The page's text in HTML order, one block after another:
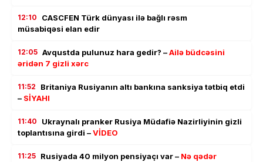
12:10
CASCFEN Türk dünyası ilə bağlı rəsm
müsabiqəsi elan edir
12:05 Avqustda pulunuz hara gedir? –Ailə büdcəsini
əridən 7 gizli xərc
11:52
Britaniya Rusiyanın altı bankına sanksiya tətbiq etdi
– SİYAHI
11:40
Ukraynalı pranker Rusiya Müdafiə Nazirliyinin gizli
toplantısına girdi –VİDEO
11:25 Rusiyada 40 milyon pensiyaçı var – Nə qədər